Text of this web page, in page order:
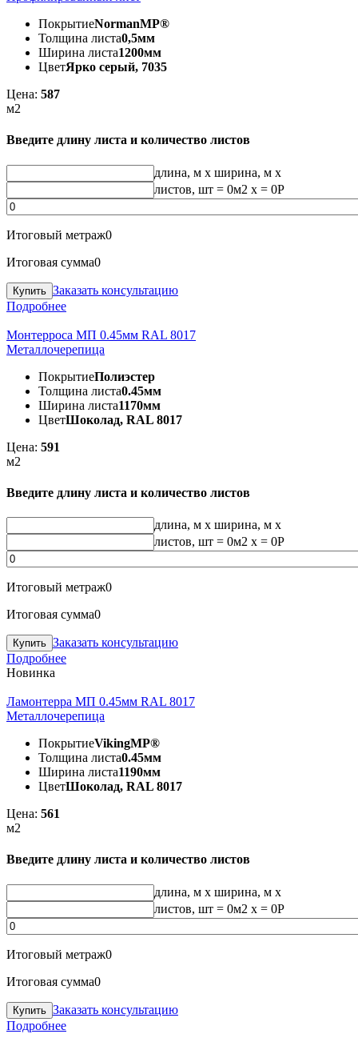
ПокрытиеNormanMP®
Толщина листа0,5мм
Ширина листа1200мм
ЦветЯрко серый, 7035
Цена: 587
м2
Введите длину листа и количество листов
длина, м x ширина, м x
листов, шт = 0м2 x = 0Р
Итоговый метраж0
Итоговая сумма0
Заказать консультацию
Подробнее
Монтерроса МП 0.45мм RAL 8017
Металлочерепица
ПокрытиеПолиэстер
Толщина листа0.45мм
Ширина листа1170мм
ЦветШоколад, RAL 8017
Цена: 591
м2
Введите длину листа и количество листов
длина, м x ширина, м x
листов, шт = 0м2 x = 0Р
Итоговый метраж0
Итоговая сумма0
Заказать консультацию
Подробнее
Новинка
Ламонтерра МП 0.45мм RAL 8017
Металлочерепица
ПокрытиеVikingMP®
Толщина листа0.45мм
Ширина листа1190мм
ЦветШоколад, RAL 8017
Цена: 561
м2
Введите длину листа и количество листов
длина, м x ширина, м x
листов, шт = 0м2 x = 0Р
Итоговый метраж0
Итоговая сумма0
Заказать консультацию
Подробнее